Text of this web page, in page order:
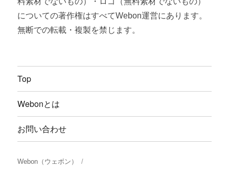
についての著作権はすべてWebon運営にあります。
無断での転載・複製を禁じます。
Top
Webonとは
お問い合わせ
Webon（ウェボン）